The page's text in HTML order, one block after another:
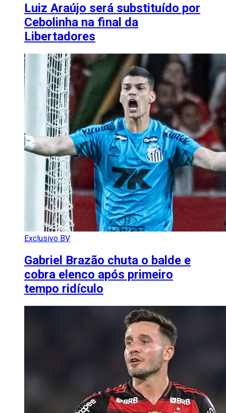
Luiz Araújo será substituído por
Cebolinha na final da
Libertadores
Exclusivo BV
Gabriel Brazão chuta o balde e
cobra elenco após primeiro
tempo ridículo